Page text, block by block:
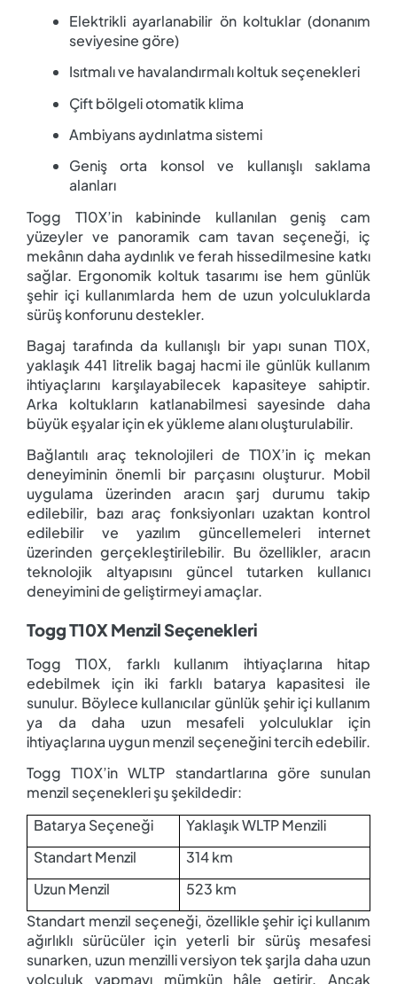
Elektrikli ayarlanabilir ön koltuklar (donanım
seviyesine göre)
Isıtmalı ve havalandırmalı koltuk seçenekleri
Çift bölgeli otomatik klima
Ambiyans aydınlatma sistemi
Geniş orta konsol ve kullanışlı saklama
alanları
Togg T10X’in kabininde kullanılan geniş cam
yüzeyler ve panoramik cam tavan seçeneği, iç
mekânın daha aydınlık ve ferah hissedilmesine katkı
sağlar. Ergonomik koltuk tasarımı ise hem günlük
şehir içi kullanımlarda hem de uzun yolculuklarda
sürüş konforunu destekler.
Bagaj tarafında da kullanışlı bir yapı sunan T10X,
yaklaşık 441 litrelik bagaj hacmi ile günlük kullanım
ihtiyaçlarını karşılayabilecek kapasiteye sahiptir.
Arka koltukların katlanabilmesi sayesinde daha
büyük eşyalar için ek yükleme alanı oluşturulabilir.
Bağlantılı araç teknolojileri de T10X’in iç mekan
deneyiminin önemli bir parçasını oluşturur. Mobil
uygulama üzerinden aracın şarj durumu takip
edilebilir, bazı araç fonksiyonları uzaktan kontrol
edilebilir ve yazılım güncellemeleri internet
üzerinden gerçekleştirilebilir. Bu özellikler, aracın
teknolojik altyapısını güncel tutarken kullanıcı
deneyimini de geliştirmeyi amaçlar.
Togg T10X Menzil Seçenekleri
Togg T10X, farklı kullanım ihtiyaçlarına hitap
edebilmek için iki farklı batarya kapasitesi ile
sunulur. Böylece kullanıcılar günlük şehir içi kullanım
ya da daha uzun mesafeli yolculuklar için
ihtiyaçlarına uygun menzil seçeneğini tercih edebilir.
Togg T10X’in WLTP standartlarına göre sunulan
menzil seçenekleri şu şekildedir:
Batarya Seçeneği
Yaklaşık WLTP Menzili
Standart Menzil
314 km
Uzun Menzil
523 km
Standart menzil seçeneği, özellikle şehir içi kullanım
ağırlıklı sürücüler için yeterli bir sürüş mesafesi
sunarken, uzun menzilli versiyon tek şarjla daha uzun
yolculuk yapmayı mümkün hâle getirir. Ancak